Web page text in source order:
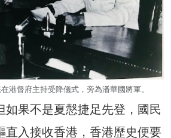
港督府主持受降儀式，旁為潘華國將軍。
如果不是夏慤捷足先登，國民
直入接收香港，香港歷史便要